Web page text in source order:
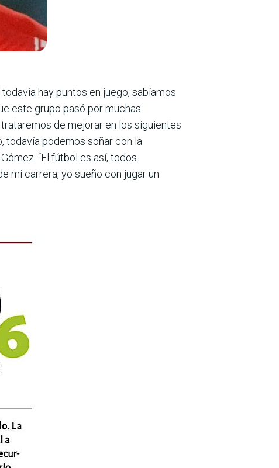
hay puntos en juego, sabíamos
este grupo pasó por muchas
de mejorar en los siguientes
todavía podemos soñar con la
“El fútbol es así, todos
mi carrera, yo sueño con jugar un